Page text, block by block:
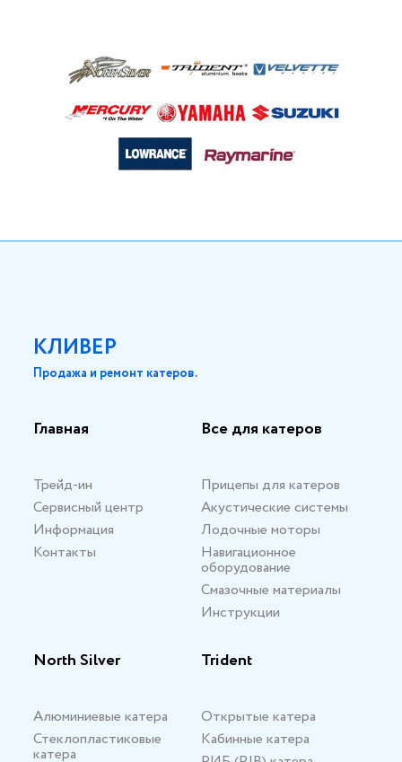
КЛИВЕР
Продажа и ремонт катеров.
Главная
Трейд-ин
Сервисный центр
Информация
Контакты
Все для катеров
Прицепы для катеров
Акустические системы
Лодочные моторы
Навигационное
оборудование
Смазочные материалы
Инструкции
North Silver
Алюминиевые катера
Стеклопластиковые
катера
Trident
Открытые катера
Кабинные катера